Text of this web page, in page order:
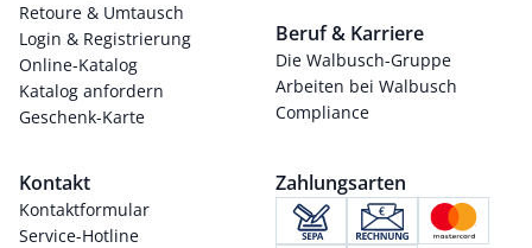
Retoure & Umtausch
Login & Registrierung
Online-Katalog
Katalog anfordern
Geschenk-Karte
Beruf & Karriere
Die Walbusch-Gruppe
Arbeiten bei Walbusch
Compliance
Kontakt
Kontaktformular
Service-Hotline
Zahlungsarten